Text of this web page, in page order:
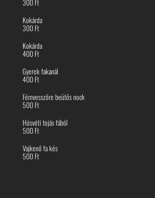
Kokárda
300Ft
Kokárda
400Ft
Gyerek fakanál
400Ft
Fémvesszőre beütős nock
500Ft
Húsvéti tojás fából
500Ft
Vajkenő fa kés
500Ft